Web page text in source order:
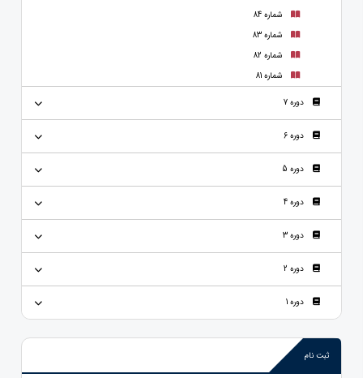
شماره 84
شماره 83
شماره 82
شماره 81
دوره 7
دوره 6
دوره 5
دوره 4
دوره 3
دوره 2
دوره 1
ثبت نام